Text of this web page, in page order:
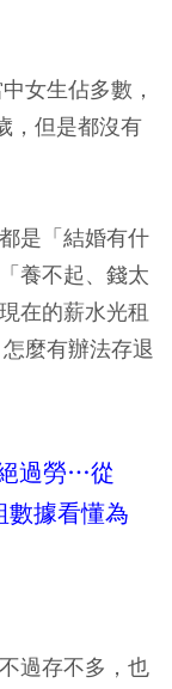
女生佔多數，
，但是都沒有
是「結婚有什
養不起、錢太
在的薪水光租
麼有辦法存退
過勞…從
據看懂為
過存不多，也